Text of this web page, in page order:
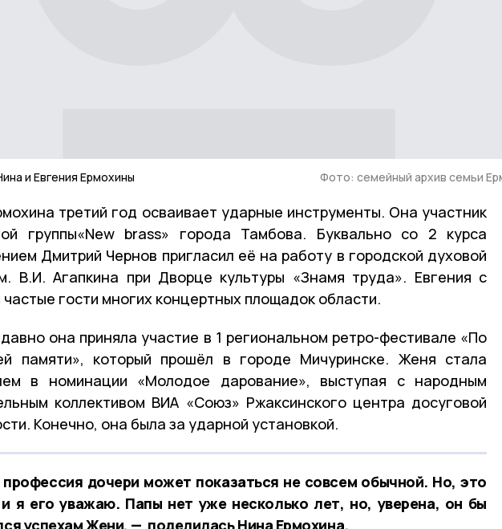
и Евгения Ермохины Фото: семейный архив семьи
третий год осваивает ударные инструменты. Она участник
группы«New brass» города Тамбова. Буквально со 2 курса
Дмитрий Чернов пригласил её на работу в городской духовой
В.И. Агапкина при Дворце культуры «Знамя труда». Евгения с
частые гости многих концертных площадок области.
она приняла участие в 1 региональном ретро-фестивале «По
памяти», который прошёл в городе Мичуринске. Женя стала
в номинации «Молодое дарование», выступая с народным
коллективом ВИА «Союз» Ржаксинского центра досуговой
Конечно, она была за ударной установкой.
дочери может показаться не совсем обычной. Но, это
я его уважаю. Папы нет уже несколько лет, но, уверена, он бы
успехам Жени, — поделилась Нина Ермохина.